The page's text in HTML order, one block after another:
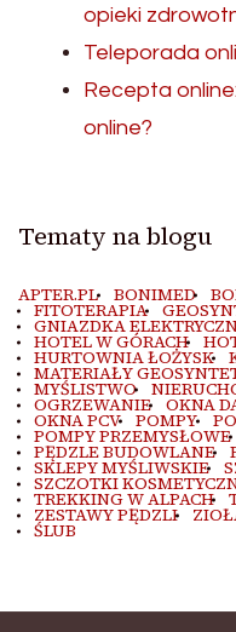
opieki
Teleporada
Recepta
online?
Tematy na blogu
APTER.PL BONIMED
FITOTERAPIA
GNIAZDKA
HOTEL W GÓRACH
HURTOWNIA ŁOŻYSK
MATERIAŁY
MYŚLISTWO
OGRZEWANIE OKNA
OKNA PCV POMPY
POMPY PRZEMYSŁOWE
PĘDZLE BUDOWLANE
SKLEPY MYŚLIWSKIE
SZCZOTKI
TREKKING W ALPACH
ZESTAWY PĘDZLI
ŚLUB